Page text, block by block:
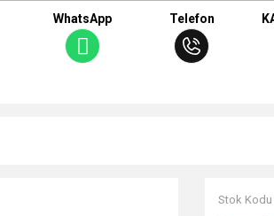
WhatsApp Telefon
Stok Kodu